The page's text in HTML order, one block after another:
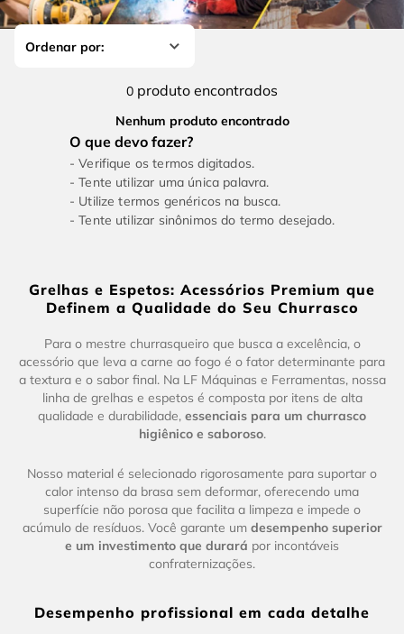
0 produto
Nenhum produto encontrado
Verifique os termos digitados.
Tente utilizar uma única palavra.
Utilize termos genéricos na busca.
Tente utilizar sinônimos do termo desejado.
Grelhas e Espetos: Acessórios Premium que
Definem a Qualidade do Seu Churrasco
Para o mestre churrasqueiro que busca a excelência, o
acessório que leva a carne ao fogo é o fator determinante para
a textura e o sabor final. Na LF Máquinas e Ferramentas, nossa
linha de grelhas e espetos é composta por itens de alta
qualidade e durabilidade, essenciais para um churrasco
higiênico e saboroso.
Nosso material é selecionado rigorosamente para suportar o
calor intenso da brasa sem deformar, oferecendo uma
superfície não porosa que facilita a limpeza e impede o
acúmulo de resíduos. Você garante um desempenho superior
e um investimento que durará por incontáveis
confraternizações.
Desempenho profissional em cada detalhe
6º serra copo
7º luva
lavadora alta pressão
alicate
4º escada
serra circular
lavadora alta pressão